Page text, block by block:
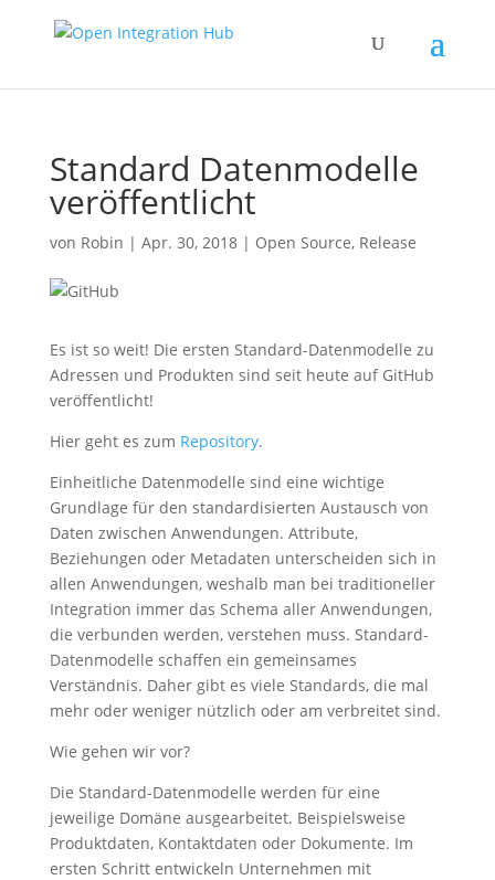
Standard Datenmodelle
veröffentlicht
von Robin | Apr. 30, 2018| Open Source, Release
Es ist so weit! Die ersten Standard-Datenmodelle zu
Adressen und Produkten sind seit heute auf GitHub
veröffentlicht!
Hier geht es zum Repository.
Einheitliche Datenmodelle sind eine wichtige
Grundlage für den standardisierten Austausch von
Daten zwischen Anwendungen. Attribute,
Beziehungen oder Metadaten unterscheiden sich in
allen Anwendungen, weshalb man bei traditioneller
Integration immer das Schema aller Anwendungen,
die verbunden werden, verstehen muss. Standard-
Datenmodelle schaffen ein gemeinsames
Verständnis. Daher gibt es viele Standards, die mal
mehr oder weniger nützlich oder am verbreitet sind.
Wie gehen wir vor?
Die Standard-Datenmodelle werden für eine
jeweilige Domäne ausgearbeitet. Beispielsweise
Produktdaten, Kontaktdaten oder Dokumente. Im
ersten Schritt entwickeln Unternehmen mit